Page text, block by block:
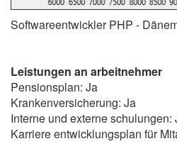
Softwareentwickler PHP -
Leistungen an arbeitnehmer
Pensionsplan: Ja
Krankenversicherung: Ja
Interne und externe schulungen:
Karriere entwicklungsplan für